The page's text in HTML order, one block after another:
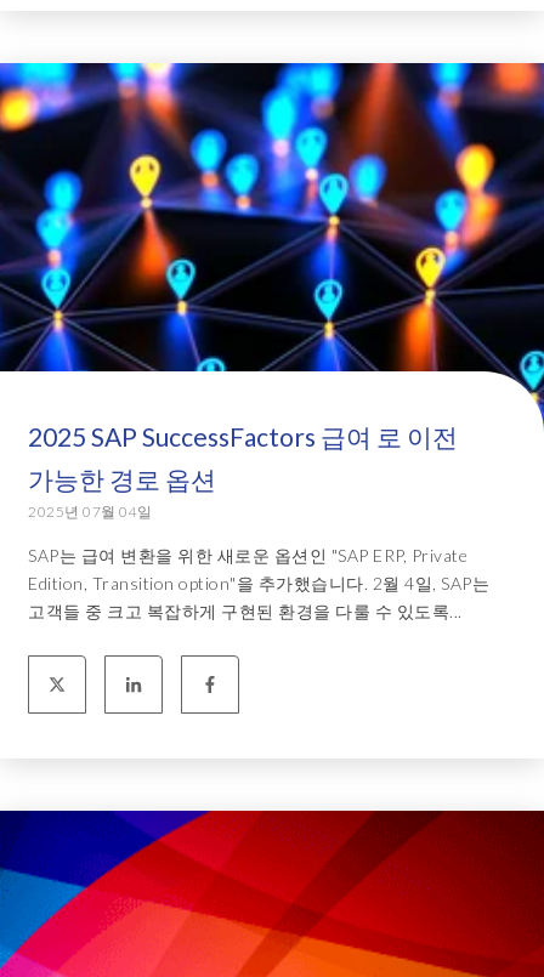
2025 SAP SuccessFactors 급여 로 이전
가능한 경로 옵션
2025년 07월 04일
SAP는 급여 변환을 위한 새로운 옵션인 "SAP ERP, Private
Edition, Transition option"을 추가했습니다. 2월 4일, SAP는
고객들 중 크고 복잡하게 구현된 환경을 다룰 수 있도록...